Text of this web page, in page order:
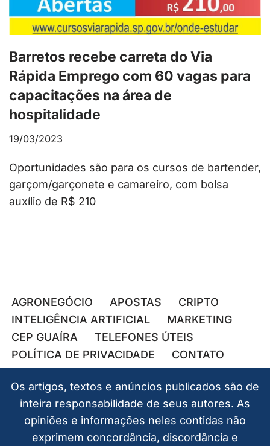
Barretos recebe carreta do Via
Rápida Emprego com 60 vagas para
capacitações na área de
hospitalidade
19/03/2023
Oportunidades são para os cursos de bartender,
garçom/garçonete e camareiro, com bolsa
auxílio de R$ 210
AGRONEGÓCIO APOSTAS
CRIPTO
INTELIGÊNCIA ARTIFICIAL
MARKETING
CEP GUAÍRA
TELEFONES ÚTEIS
POLÍTICA DE PRIVACIDADE
CONTATO
Os artigos, textos e anúncios publicados são de
inteira responsabilidade de seus autores. As
opiniões e informações neles contidas não
exprimem concordância, discordância e